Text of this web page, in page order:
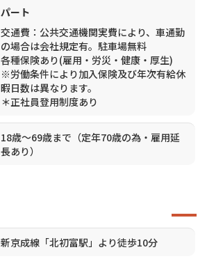
パート
交通費：公共交通機関実費により、車通勤
の場合は会社規定有。駐車場無料
各種保険あり(雇用・労災・健康・厚生)
※労働条件により加入保険及び年次有給休
暇日数は異なります。
＊正社員登用制度あり
18歳～69歳まで（定年70歳の為・雇用延
長あり）
新京成線「北初富駅」より徒歩10分